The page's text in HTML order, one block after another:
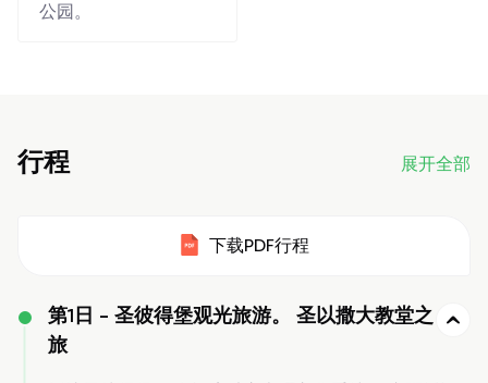
公园。
行程 展开全部
下载PDF行程
第1日 - 圣彼得堡观光旅游。 圣以撒大教堂之
旅